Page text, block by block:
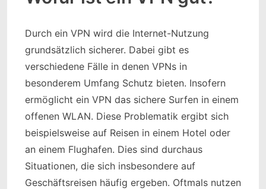
Durch ein VPN wird die Internet-Nutzung
grundsätzlich sicherer. Dabei gibt es
verschiedene Fälle in denen VPNs in
besonderem Umfang Schutz bieten. Insofern
ermöglicht ein VPN das sichere Surfen in einem
offenen WLAN. Diese Problematik ergibt sich
beispielsweise auf Reisen in einem Hotel oder
an einem Flughafen. Dies sind durchaus
Situationen, die sich insbesondere auf
Geschäftsreisen häufig ergeben. Oftmals nutzen